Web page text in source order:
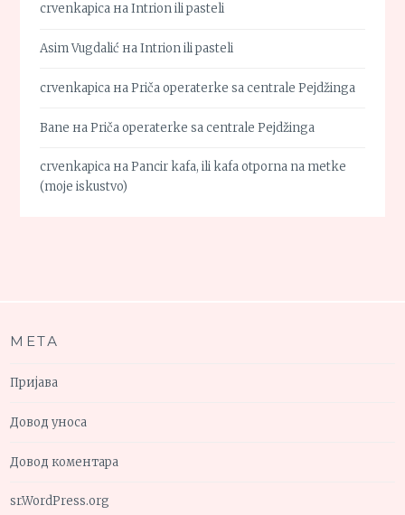
crvenkapica наIntrion ili pasteli
Asim Vugdalić наIntrion ili pasteli
crvenkapica наPriča operaterke sa centrale Pejdžinga
Bane наPriča operaterke sa centrale Pejdžinga
crvenkapica наPancir kafa, ili kafa otporna na metke
(moje iskustvo)
МЕТА
Пријава
Довод уноса
Довод коментара
sr.WordPress.org